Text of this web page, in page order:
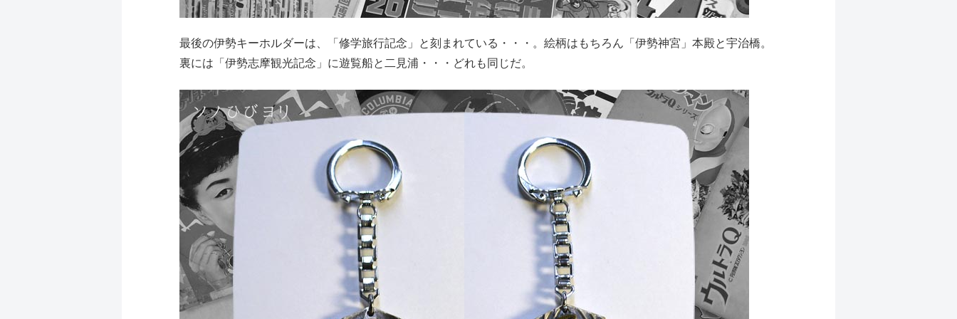
最後の伊勢キーホルダーは、「修学旅行記念」と刻まれている・・・。絵柄はもちろん「伊勢神宮」本殿と宇治橋。
裏には「伊勢志摩観光記念」に遊覧船と二見浦・・・どれも同じだ。